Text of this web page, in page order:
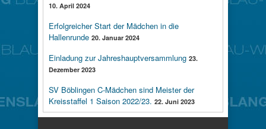
10. April 2024
Erfolgreicher Start der Mädchen in die
Hallenrunde 20. Januar 2024
Einladung zur Jahreshauptversammlung 23.
Dezember 2023
SV Böblingen C-Mädchen sind Meister der
Kreisstaffel 1 Saison 2022/23. 22. Juni 2023